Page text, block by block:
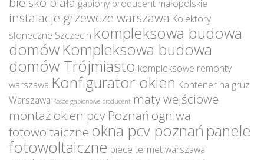
gabiony producent małopolskie
instalacje grzewcze warszawa Kolektory
słoneczne Szczecin kompleksowa budowa
domówKompleksowa budowa
domów Trójmiasto kompleksowe remonty
warszawa Konfigurator okien Kontener na gruz
Warszawa Kosze gabionowe producent maty wejściowe
montaż okien pcv Poznań ogniwa
fotowoltaiczne okna pcv poznań panele
fotowoltaiczne piece termet warszawa